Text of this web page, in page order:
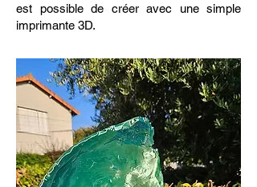
est possible de créer avec une simple
imprimante 3D.